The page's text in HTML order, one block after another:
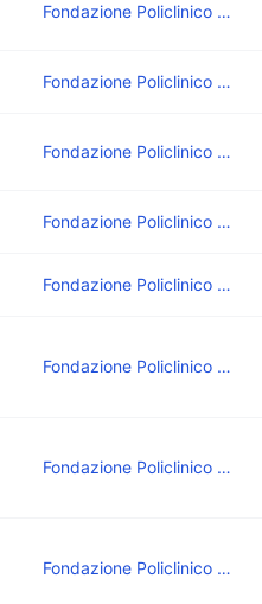
Fondazione Policlinico Di Monza
Fondazione Policlinico Di Monza
Fondazione Policlinico Di Monza
Fondazione Policlinico Di Monza
Fondazione Policlinico Di Monza
Fondazione Policlinico Di Monza
Fondazione Policlinico Di Monza
Fondazione Policlinico Di Monza